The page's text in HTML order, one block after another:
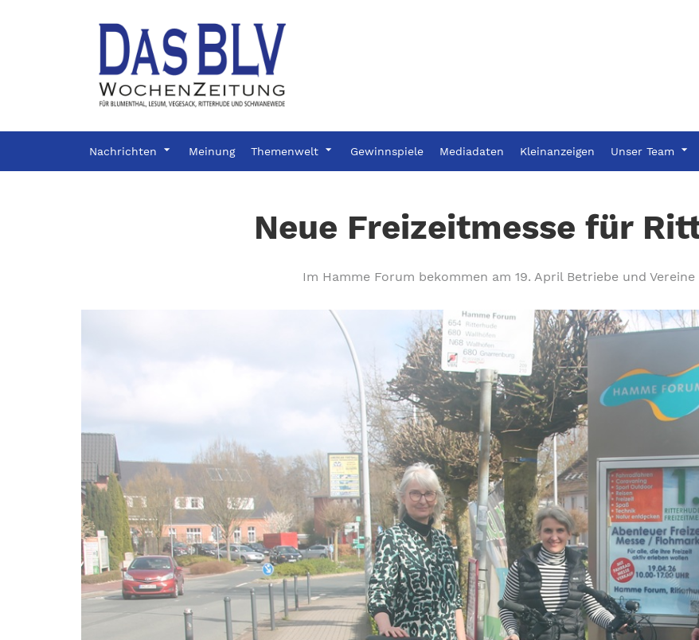
Nachrichten Meinung Themenwelt Gewinnspiele Mediadaten Kleinanzeigen Unser Team
Neue Freizeitmesse für
Im Hamme Forum bekommen am 19. April Betriebe und Vereine